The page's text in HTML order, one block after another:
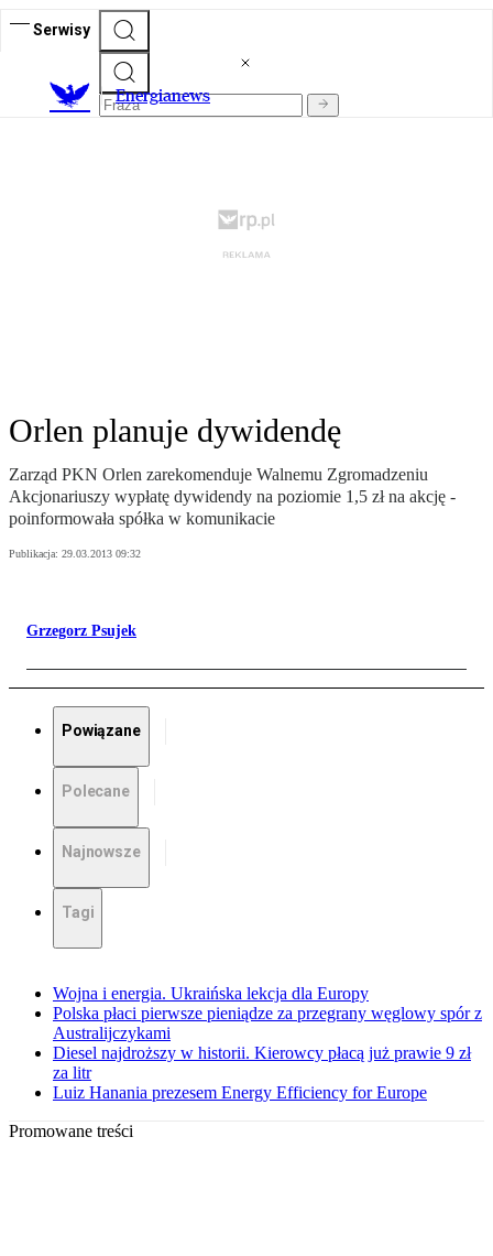
Serwisy
Energianews
Orlen planuje dywidendę
Zarząd PKN Orlen zarekomenduje Walnemu Zgromadzeniu
Akcjonariuszy wypłatę dywidendy na poziomie 1,5 zł na akcję -
poinformowała spółka w komunikacie
Publikacja: 29.03.2013 09:32
Grzegorz Psujek
Powiązane
Polecane
Najnowsze
Tagi
Wojna i energia. Ukraińska lekcja dla Europy
Polska płaci pierwsze pieniądze za przegrany węglowy spór z
Australijczykami
Diesel najdroższy w historii. Kierowcy płacą już prawie 9 zł
za litr
Luiz Hanania prezesem Energy Efficiency for Europe
Promowane treści